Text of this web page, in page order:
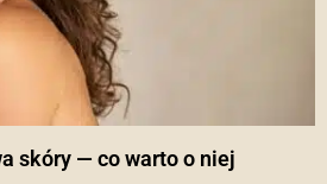
skóry — co warto o niej